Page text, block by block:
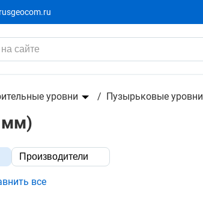
уровни Пузырьковые уровни
мм)
Производители
все